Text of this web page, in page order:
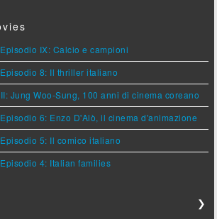
IX: Calcio e campioni
8: Il thriller italiano
Jung Woo-Sung, 100 anni di cinema coreano
6: Enzo D'Alò, il cinema d'animazione
5: Il comico italiano
4: Italian families
❯